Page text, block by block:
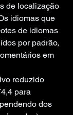
de localização
idiomas que
de idiomas
por padrão,
em
reduzido
para
dos